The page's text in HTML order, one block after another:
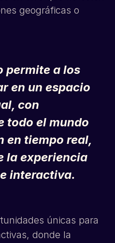
geográficas o
permite a los
en un espacio
con
todo el mundo
en tiempo real,
la experiencia
interactiva.
únicas para
donde la